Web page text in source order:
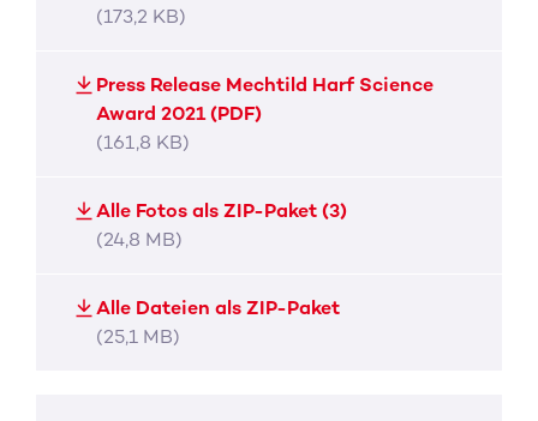
(173,2 KB)
Press Release Mechtild Harf Science
Award 2021 (PDF)
(161,8 KB)
Alle Fotos als ZIP-Paket (3)
(24,8 MB)
Alle Dateien als ZIP-Paket
(25,1 MB)